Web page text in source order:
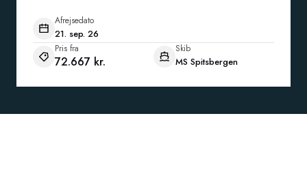
Afrejsedato
21. sep. 26
Pris fra
72.667 kr.
Skib
MS Spitsbergen